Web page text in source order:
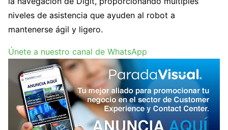
niveles de asistencia que ayuden al robot a
mantenerse ágil y ligero.
Únete a nuestro canal de WhatsApp